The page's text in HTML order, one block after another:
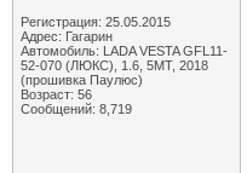
Регистрация: 25.05.2015
Адрес: Гагарин
Автомобиль: LADA VESTA GFL11-
52-070 (ЛЮКС), 1.6, 5МТ, 2018
(прошивка Паулюс)
Возраст: 56
Сообщений: 8,719